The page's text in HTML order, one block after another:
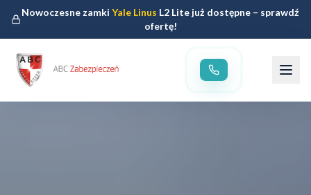
Nowoczesne zamkiYale Linus L2 Lite już dostępne – sprawdź
ofertę!